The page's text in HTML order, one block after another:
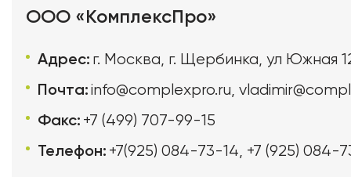
ООО «КомплексПро»
Адрес: г. Москва, г. Щербинка, ул Южная
Почта:info@complexpro.ru,
Факс: +7 (499) 707-99-15
Телефон: +7(925) 084-73-14, +7 (925) 084-